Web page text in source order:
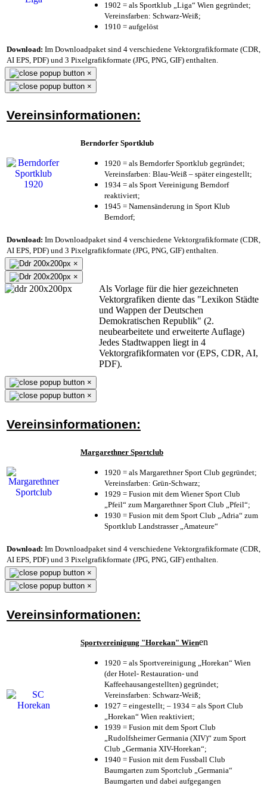
1902 = als Sportklub „Liga“ Wien gegründet;
Vereinsfarben: Schwarz-Weiß;
1910 = aufgelöst
Download: Im Downloadpaket sind 4 verschiedene Vektorgrafikformate (CDR,
AI EPS, PDF) und 3 Pixelgrafikformate (JPG, PNG, GIF) enthalten.
×
×
Vereinsinformationen:
Berndorfer Sportklub
1920 = als Berndorfer Sportklub gegründet;
Vereinsfarben: Blau-Weiß – später eingestellt;
1934 = als Sport Vereinigung Berndorf
reaktiviert;
1945 = Namensänderung in Sport Klub
Berndorf;
Download: Im Downloadpaket sind 4 verschiedene Vektorgrafikformate (CDR,
AI EPS, PDF) und 3 Pixelgrafikformate (JPG, PNG, GIF) enthalten.
×
×
Als Vorlage für die hier gezeichneten
Vektorgrafiken diente das "Lexikon Städte
und Wappen der Deutschen
Demokratischen Republik" (2.
neubearbeitete und erweiterte Auflage)
Jedes Stadtwappen liegt in 4
Vektorgrafikformaten vor (EPS, CDR, AI,
PDF).
×
×
Vereinsinformationen:
Margarethner Sportclub
1920 = als Margarethner Sport Club gegründet;
Vereinsfarben: Grün-Schwarz;
1929 = Fusion mit dem Wiener Sport Club
„Pfeil“ zum Margarethner Sport Club „Pfeil“;
1930 = Fusion mit dem Sport Club „Adria“ zum
Sportklub Landstrasser „Amateure“
Download: Im Downloadpaket sind 4 verschiedene Vektorgrafikformate (CDR,
AI EPS, PDF) und 3 Pixelgrafikformate (JPG, PNG, GIF) enthalten.
×
×
Vereinsinformationen:
Sportvereinigung "Horekan" Wienen
1920 = als Sportvereinigung „Horekan“ Wien
(der Hotel- Restauration- und
Kaffeehausangestellten) gegründet;
Vereinsfarben: Schwarz-Weiß;
1927 = eingestellt; – 1934 = als Sport Club
„Horekan“ Wien reaktiviert;
1939 = Fusion mit dem Sport Club
„Rudolfsheimer Germania (XIV)“ zum Sport
Club „Germania XIV-Horekan“;
1940 = Fusion mit dem Fussball Club
Baumgarten zum Sportclub „Germania“
Baumgarten und dabei aufgegangen